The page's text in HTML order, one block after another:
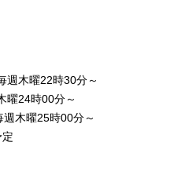
週木曜22時30分～
曜24時00分～
木曜25時00分～